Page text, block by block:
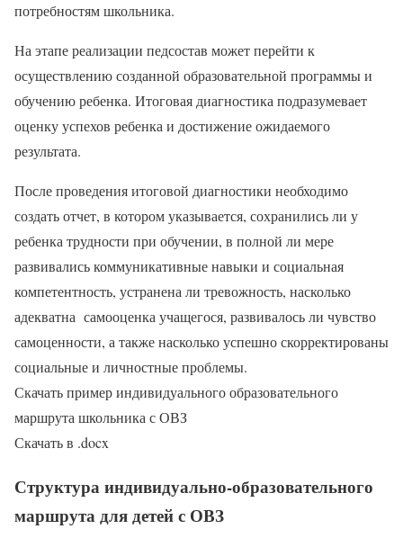
потребностям школьника.
На этапе реализации педсостав может перейти к
осуществлению созданной образовательной программы и
обучению ребенка. Итоговая диагностика подразумевает
оценку успехов ребенка и достижение ожидаемого
результата.
После проведения итоговой диагностики необходимо
создать отчет, в котором указывается, сохранились ли у
ребенка трудности при обучении, в полной ли мере
развивались коммуникативные навыки и социальная
компетентность, устранена ли тревожность, насколько
адекватна самооценка учащегося, развивалось ли чувство
самоценности, а также насколько успешно скорректированы
социальные и личностные проблемы.
Скачать пример индивидуального образовательного
маршрута школьника с ОВЗ
Скачать в .docx
Структура индивидуально-образовательного
маршрута для детей с ОВЗ